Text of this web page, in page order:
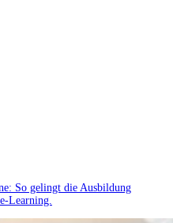
So gelingt die Ausbildung
Learning.